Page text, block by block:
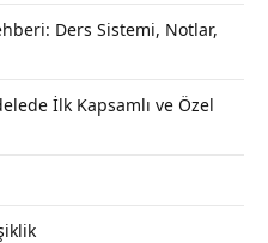
Ders Sistemi, Notlar,
İlk Kapsamlı ve Özel